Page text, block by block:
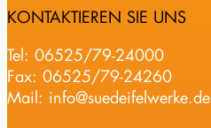
KONTAKTIEREN SIE UNS
Tel: 06525/79-24000
Fax: 06525/79-24260
Mail: info@suedeifelwerke.de